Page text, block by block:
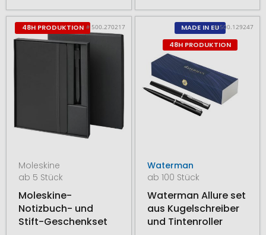
48H PRODUKTION # 500.270217
Moleskine
ab 5 Stück
Moleskine-
Notizbuch- und
Stift-Geschenkset
MADE IN EU
48H PRODUKTION
# 500.129247
Waterman
ab 100 Stück
Waterman Allure set
aus Kugelschreiber
und Tintenroller